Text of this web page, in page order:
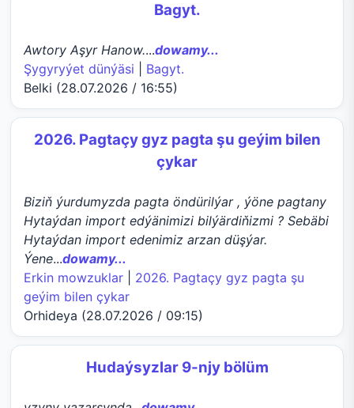
Bagyt.
Awtory Aşyr Hanow....dowamy...
Şygyryýet dünýäsi
Bagyt.
Belki (28.07.2026 / 16:55)
2026. Pagtaçy gyz pagta şu geýim bilen
çykar
Biziň ýurdumyzda pagta öndürilýar , ýöne pagtany
Hytaýdan import edýänimizi bilýärdiňizmi ? Sebäbi
Hytaýdan import edenimiz arzan düşýar.
Ýene...dowamy...
Erkin mowzuklar
2026. Pagtaçy gyz pagta şu
geýim bilen çykar
Orhideya (28.07.2026 / 09:15)
Hudaýsyzlar 9-njy bölüm